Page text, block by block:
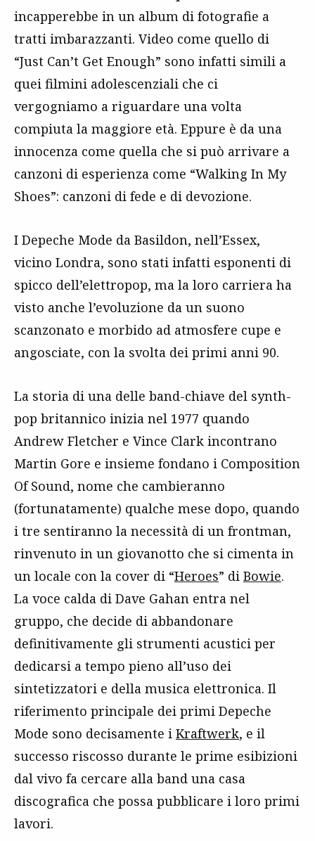
incapperebbe in un album di fotografie a
tratti imbarazzanti. Video come quello di
“Just Can’t Get Enough” sono infatti simili a
quei filmini adolescenziali che ci
vergogniamo a riguardare una volta
compiuta la maggiore età. Eppure è da una
innocenza come quella che si può arrivare a
canzoni di esperienza come “Walking In My
Shoes”: canzoni di fede e di devozione.
I Depeche Mode da Basildon, nell’Essex,
vicino Londra, sono stati infatti esponenti di
spicco dell’elettropop, ma la loro carriera ha
visto anche l’evoluzione da un suono
scanzonato e morbido ad atmosfere cupe e
angosciate, con la svolta dei primi anni 90.
La storia di una delle band-chiave del synth-
pop britannico inizia nel 1977 quando
Andrew Fletcher e Vince Clark incontrano
Martin Gore e insieme fondano i Composition
Of Sound, nome che cambieranno
(fortunatamente) qualche mese dopo, quando
i tre sentiranno la necessità di un frontman,
rinvenuto in un giovanotto che si cimenta in
un locale con la cover di “Heroes” di Bowie.
La voce calda di Dave Gahan entra nel
gruppo, che decide di abbandonare
definitivamente gli strumenti acustici per
dedicarsi a tempo pieno all’uso dei
sintetizzatori e della musica elettronica. Il
riferimento principale dei primi Depeche
Mode sono decisamente i Kraftwerk, e il
successo riscosso durante le prime esibizioni
dal vivo fa cercare alla band una casa
discografica che possa pubblicare i loro primi
lavori.